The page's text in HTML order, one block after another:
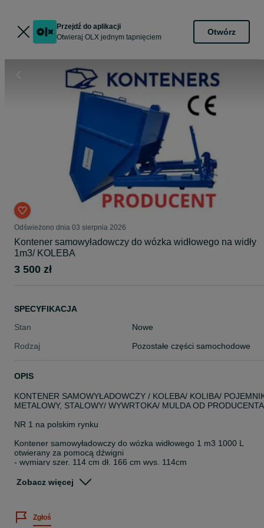
Przejdź do aplikacji
Otwieraj OLX jednym tapnięciem
Otwórz
Odświeżono dnia 03 sierpnia 2026
Kontener samowyładowczy do wózka widłowego na widły
1m3/ KOLEBA
3 500 zł
SPECYFIKACJA
Stan
Nowe
Rodzaj
Pozostałe części samochodowe
OPIS
KONTENER SAMOWYŁADOWCZY / KOLEBA/ KOLIBA/
METALOWY, STALOWY/ WYWRTOKA/ MULDA OD PRODUCENTA
NR 1 na polskim rynku
Kontener samowyładowczy do wózka widłowego 1 m3 1000 L
otwierany za pomocą dźwigni
- wymiary szer. 114 cm dł. 166 cm wys. 114cm
- waga 260 kg ( najcięższy kontener w Polsce)
- różne pojemności od 1m3 do 3,1m3
Zobacz więcej
Zgłoś